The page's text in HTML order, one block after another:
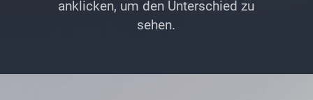
anklicken, um den Unterschied zu
sehen.